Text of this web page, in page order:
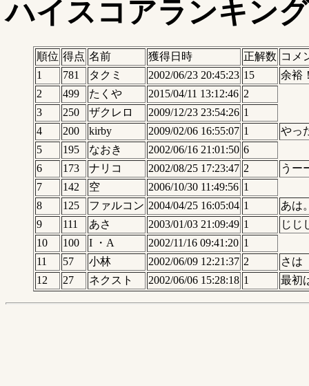
ハイスコアランキング
順位 得点 名前 獲得日時 正解数 コメ
1
781 タクミ 2002/06/23 20:45:23 15
余裕
2
499 たくや 2015/04/11 13:12:46 2
3
250 ザクレロ 2009/12/23 23:54:26 1
4
200 kirby 2009/02/06 16:55:07 1
やっ
5
195 なおき 2002/06/16 21:01:50 6
6
173 ナリコ 2002/08/25 17:23:47 2
うー
7
142 空 2006/10/30 11:49:56 1
8
125 ファルコン 2004/04/25 16:05:04 1
あは
9
111 あさ 2003/01/03 21:09:49 1
じじ
10
100 I ・A 2002/11/16 09:41:20 1
11
57 小林 2002/06/09 12:21:37 2
さは
12
27 ネクスト 2002/06/06 15:28:18 1 最初